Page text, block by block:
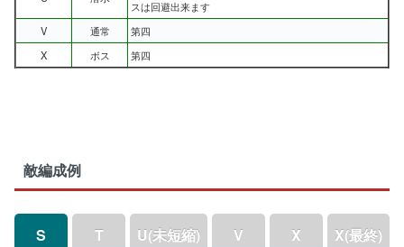
スは回避出来ます
V
通常
第四
X
ボス 第四
敵編成例
S T U(未短縮) V X X(最終)